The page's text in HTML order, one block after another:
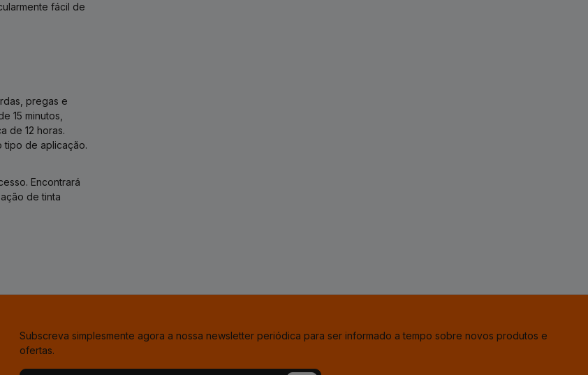
fácil de
pregas e
15 minutos,
de 12 horas.
tipo de aplicação.
Encontrará
de tinta
Subscreva simplesmente agora a nossa newsletter periódica para ser informado a tempo sobre novos produtos e
ofertas.